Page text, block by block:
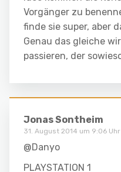
Vorgänger zu
finde sie super, aber
Genau das gleiche
passieren, der
Jonas Sontheim
31. August 2014 um 9:06 Uhr
@Danyo
PLAYSTATION 1